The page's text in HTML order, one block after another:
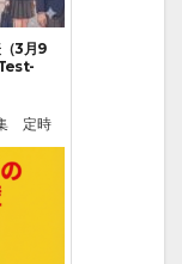
3月9
定時
年生徒
の無料
※発
と 3月